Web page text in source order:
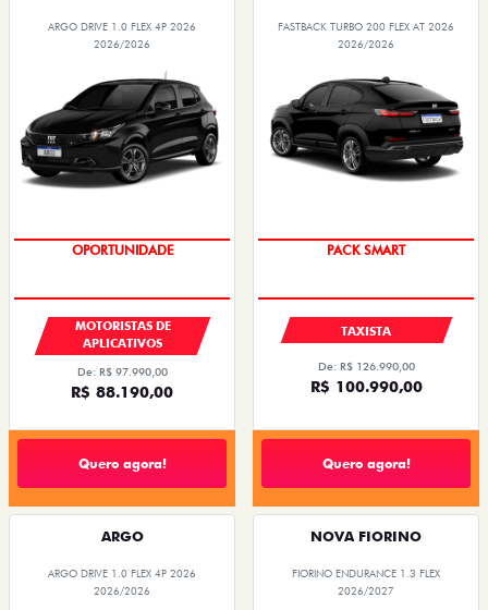
ARGO DRIVE 1.0 FLEX 4P 2026
2026/2026
OPORTUNIDADE
MOTORISTAS DE
APLICATIVOS
De: R$ 97.990,00
R$ 88.190,00
Quero agora!
FASTBACK TURBO 200 FLEX AT 2026
2026/2026
PACK SMART
TAXISTA
De: R$ 126.990,00
R$ 100.990,00
Quero agora!
ARGO
ARGO DRIVE 1.0 FLEX 4P 2026
2026/2026
NOVA FIORINO
FIORINO ENDURANCE 1.3 FLEX
2026/2027